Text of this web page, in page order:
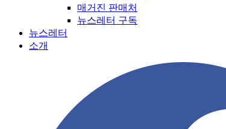
매거진 판매처
뉴스레터 구독
뉴스레터
소개